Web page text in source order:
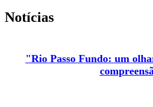
Notícias
"Rio Passo Fundo: um